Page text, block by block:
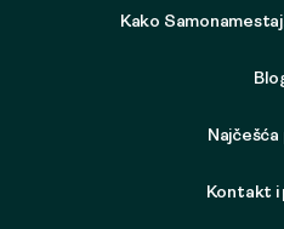
Kako
Najčešća
Kontakt i